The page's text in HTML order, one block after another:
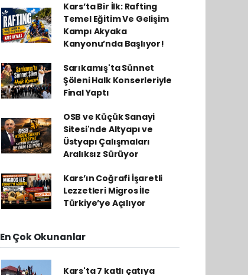
Kars’ta Bir İlk: Rafting
Temel Eğitim Ve Gelişim
Kampı Akyaka
Kanyonu’nda Başlıyor!
Sarıkamış'ta Sünnet
Şöleni Halk Konserleriyle
Final Yaptı
OSB ve Küçük Sanayi
Sitesi'nde Altyapı ve
Üstyapı Çalışmaları
Aralıksız Sürüyor
Kars’ın Coğrafi İşaretli
Lezzetleri Migros İle
Türkiye’ye Açılıyor
En Çok Okunanlar
Kars'ta 7 katlı çatıya